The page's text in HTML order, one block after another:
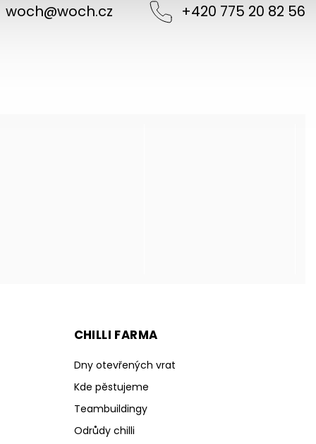
woch@woch.cz +420 775 20 82 56
CHILLI FARMA
Dny otevřených vrat
Kde pěstujeme
Teambuildingy
Odrůdy chilli